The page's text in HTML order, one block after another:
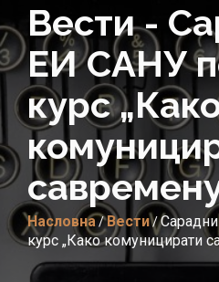
Вести -
ЕИ САНУ
курс
Насловна/Вести/
курс „Како комуницирати